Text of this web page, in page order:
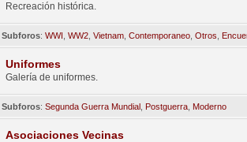
Recreación histórica.
Subforos: WWI WW2 Vietnam Contemporaneo Otros
Uniformes
Galería de uniformes.
Subforos: Segunda Guerra Mundial Postguerra Moderno
Asociaciones Vecinas